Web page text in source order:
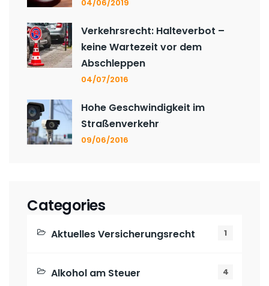
04/06/2019
Verkehrsrecht: Halteverbot –
keine Wartezeit vor dem
Abschleppen
04/07/2016
Hohe Geschwindigkeit im
Straßenverkehr
09/06/2016
Categories
Aktuelles Versicherungsrecht 1
Alkohol am Steuer 4